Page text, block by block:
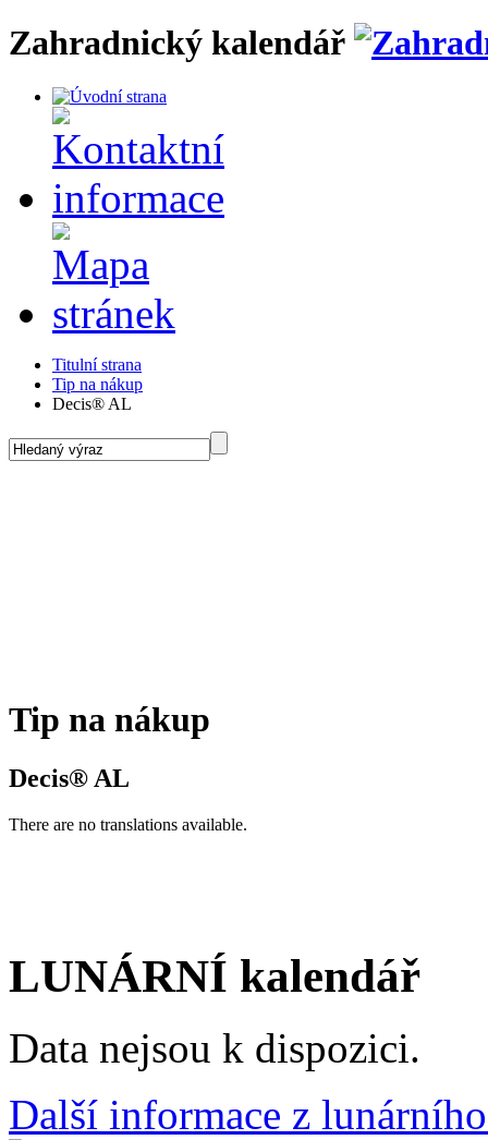
Zahradnický kalendář
Titulní strana
Tip na nákup
Decis® AL
Tip na nákup
Decis® AL
There are no translations available.
LUNÁRNÍ kalendář
Data nejsou k dispozici.
Další informace z